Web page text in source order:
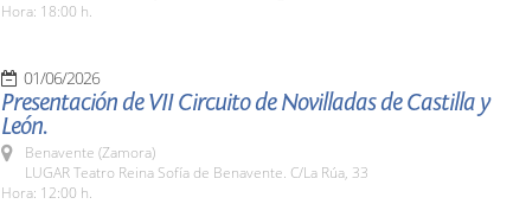
Hora: 18:00 h.
01/06/2026
Presentación de VII Circuito de Novilladas de Castilla y
León.
Benavente (Zamora)
LUGAR Teatro Reina Sofía de Benavente. C/La Rúa, 33
Hora: 12:00 h.